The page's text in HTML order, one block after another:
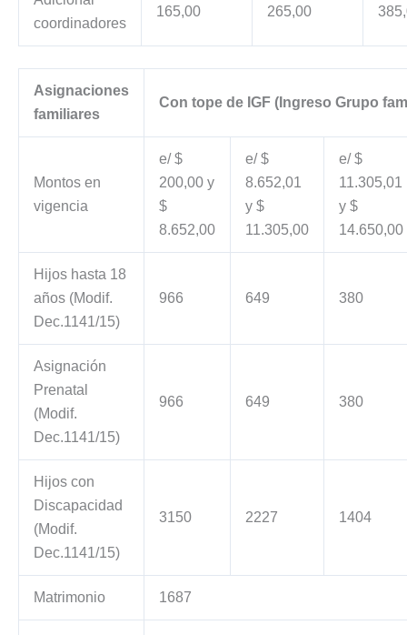
coordinadores
165,00 265,00
Asignaciones
familiares
Con tope de IGF (Ingreso Grupo
Montos en
vigencia
e/ $
200,00 y
$
8.652,00
e/ $
8.652,01
y $
11.305,00
e/ $
11.305,01
y $
14.650,00
Hijos hasta 18
años (Modif.
Dec.1141/15)
966 649 380
Asignación
Prenatal
(Modif.
Dec.1141/15)
966 649 380
Hijos con
Discapacidad
(Modif.
Dec.1141/15)
3150 2227 1404
Matrimonio 1687